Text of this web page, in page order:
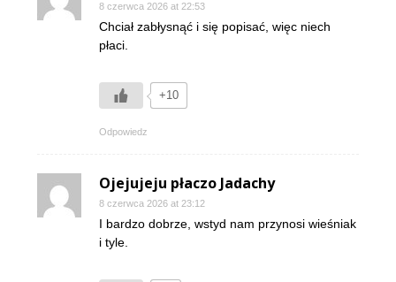
8 czerwca 2026 at 22:53
Chciał zabłysnąć i się popisać, więc niech
płaci.
+10
Odpowiedz
Ojejujeju płaczo Jadachy
8 czerwca 2026 at 23:12
I bardzo dobrze, wstyd nam przynosi wieśniak
i tyle.